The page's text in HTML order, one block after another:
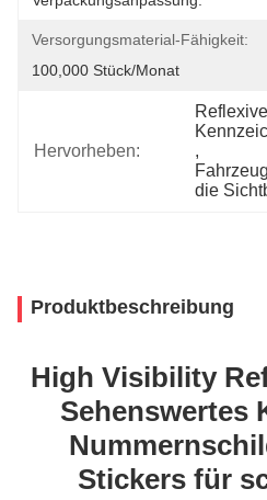
Versorgungsmaterial-Fähigkeit:
100,000 Stück/Monat
Hervorheben:
,
die
Produktbeschreibung
High Visibility
Sehenswertes
Stickers für